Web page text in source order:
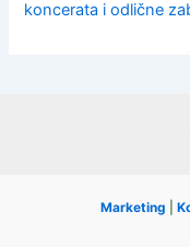
koncerata i odlične
Marketing